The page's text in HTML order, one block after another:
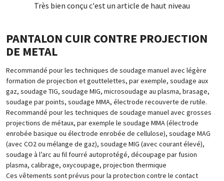
Très bien conçu c'est un article de haut niveau
PANTALON CUIR CONTRE PROJECTION
DE METAL
Recommandé pour les techniques de soudage manuel avec légère
formation de projection et gouttelettes, par exemple, soudage aux
gaz, soudage TIG, soudage MIG, microsoudage au plasma, brasage,
soudage par points, soudage MMA, électrode recouverte de rutile.
Recommandé pour les techniques de soudage manuel avec grosses
projections de métaux, par exemple le soudage MMA (électrode
enrobée basique ou électrode enrobée de cellulose), soudage MAG
(avec CO2 ou mélange de gaz), soudage MIG (avec courant élevé),
soudage à l’arc au fil fourré autoprotégé, découpage par fusion
plasma, calibrage, oxycoupage, projection thermique
Ces vêtements sont prévus pour la protection contre le contact